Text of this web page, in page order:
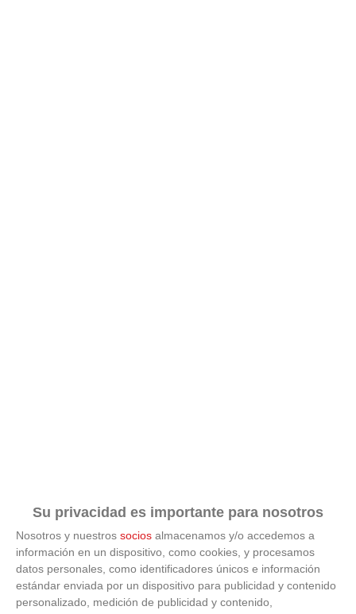
Su privacidad es importante para nosotros
Nosotros y nuestros socios almacenamos y/o accedemos a
información en un dispositivo, como cookies, y procesamos
datos personales, como identificadores únicos e información
estándar enviada por un dispositivo para publicidad y contenido
personalizado, medición de publicidad y contenido,